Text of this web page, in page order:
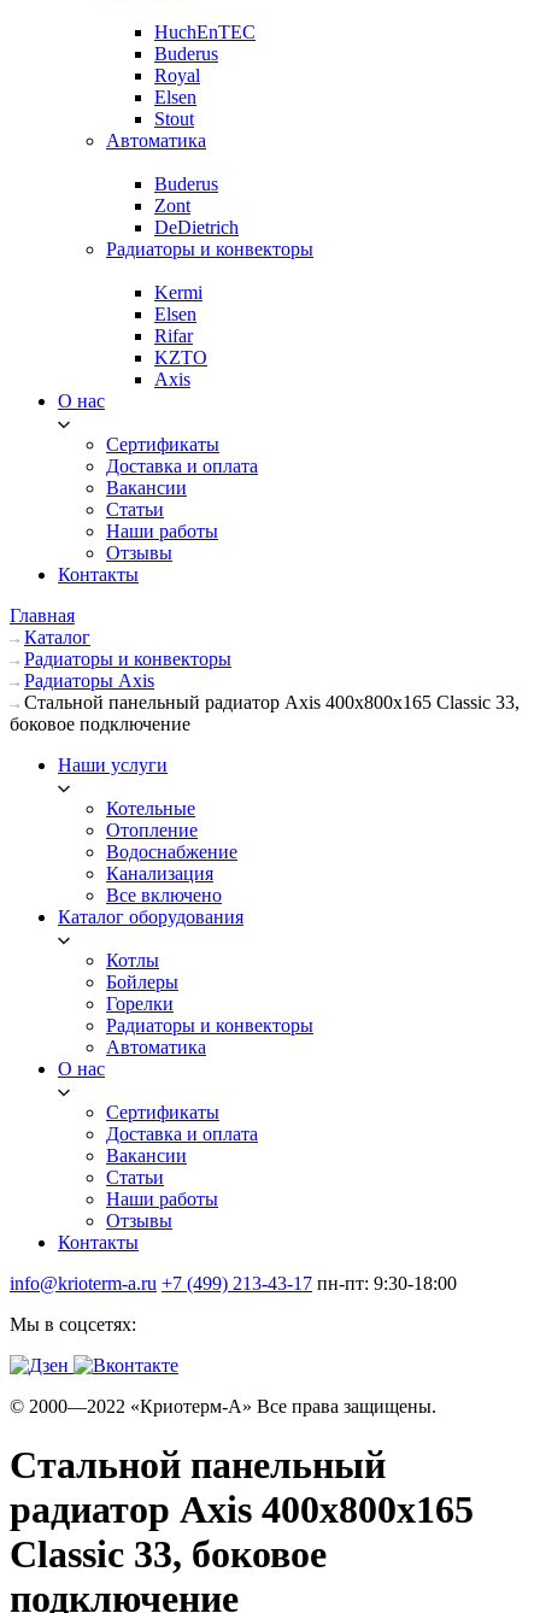
HuchEnTEC
Buderus
Royal
Elsen
Stout
Автоматика
Buderus
Zont
DeDietrich
Радиаторы и конвекторы
Kermi
Elsen
Rifar
KZTO
Axis
О нас
Сертификаты
Доставка и оплата
Вакансии
Статьи
Наши работы
Отзывы
Контакты
Главная
Каталог
Радиаторы и конвекторы
Радиаторы Axis
Стальной панельный радиатор Axis 400х800х165 Classic 33,
боковое подключение
Наши услуги
Котельные
Отопление
Водоснабжение
Канализация
Все включено
Каталог оборудования
Котлы
Бойлеры
Горелки
Радиаторы и конвекторы
Автоматика
О нас
Сертификаты
Доставка и оплата
Вакансии
Статьи
Наши работы
Отзывы
Контакты
info@krioterm-a.ru +7 (499) 213-43-17 пн-пт: 9:30-18:00
Мы в соцсетях:
© 2000—2022 «Криотерм-А» Все права защищены.
Стальной панельный
радиатор Axis 400х800х165
Classic 33, боковое
подключение